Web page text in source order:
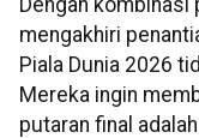
mengakhiri
Piala Dunia 2026
Mereka ingin
putaran final